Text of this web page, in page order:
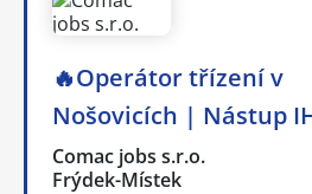
🔥Operátor třízení v
Nošovicích | Nástup
Comac jobs s.r.o.
Frýdek-Místek